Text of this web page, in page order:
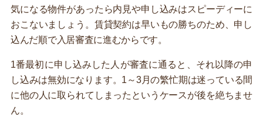
気になる物件があったら内見や申し込みはスピーディーに
おこないましょう。賃貸契約は早いもの勝ちのため、申し
込んだ順で入居審査に進むからです。
1番最初に申し込みした人が審査に通ると、それ以降の申
し込みは無効になります。1～3月の繁忙期は迷っている間
に他の人に取られてしまったというケースが後を絶ちませ
ん。